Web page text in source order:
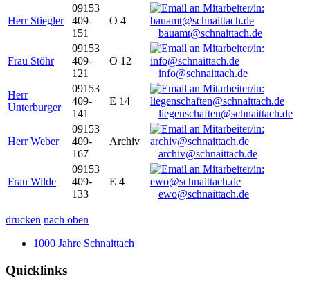
Herr Stiegler
09153
409-
151
O 4
bauamt@schnaittach.de
Frau Stöhr
09153
409-
121
O 12
info@schnaittach.de
Herr
Unterburger
09153
409-
141
E 14
liegenschaften@schnaittach.de
Herr Weber
09153
409-
167
Archiv
archiv@schnaittach.de
Frau Wilde
09153
409-
133
E 4
ewo@schnaittach.de
drucken nach oben
1000 Jahre Schnaittach
Quicklinks